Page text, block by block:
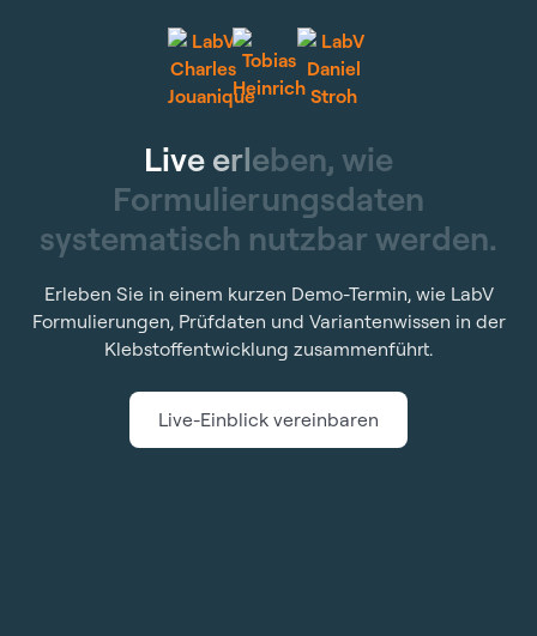
Live erleben, wie
Formulierungsdaten
systematisch nutzbar werden.
Erleben Sie in einem kurzen Demo-Termin, wie LabV
Formulierungen, Prüfdaten und Variantenwissen in der
Klebstoffentwicklung zusammenführt.
Live-Einblick vereinbaren